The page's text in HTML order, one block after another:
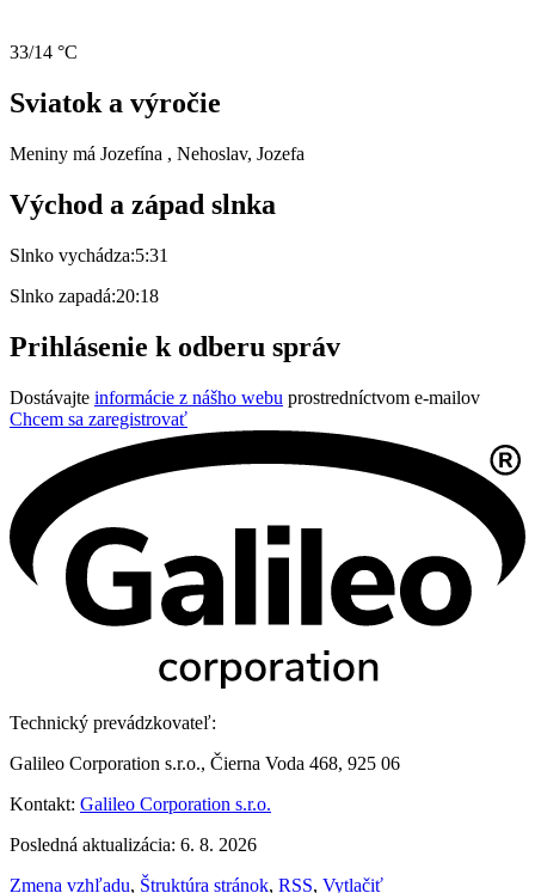
33/14 °C
Sviatok a výročie
Meniny má Jozefína , Nehoslav, Jozefa
Východ a západ slnka
Slnko vychádza:5:31
Slnko zapadá:20:18
Prihlásenie k odberu správ
Dostávajte informácie z nášho webu prostredníctvom e-mailov
Chcem sa zaregistrovať
Technický prevádzkovateľ:
Galileo Corporation s.r.o., Čierna Voda 468, 925 06
Kontakt: Galileo Corporation s.r.o.
Posledná aktualizácia: 6. 8. 2026
Zmena vzhľadu, Štruktúra stránok, RSS, Vytlačiť